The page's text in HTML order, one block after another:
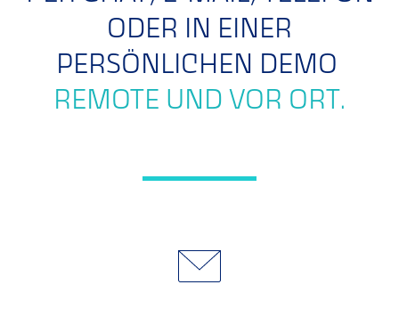
ODER IN EINER
PERSÖNLICHEN DEMO
REMOTE UND VOR ORT.